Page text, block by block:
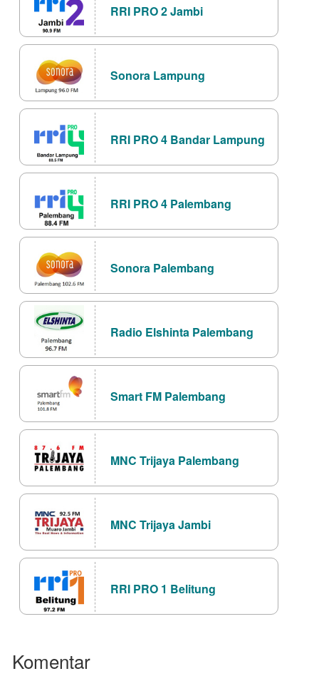
RRI PRO 2 Jambi
Sonora Lampung
RRI PRO 4 Bandar Lampung
RRI PRO 4 Palembang
Sonora Palembang
Radio Elshinta Palembang
Smart FM Palembang
MNC Trijaya Palembang
MNC Trijaya Jambi
RRI PRO 1 Belitung
Komentar